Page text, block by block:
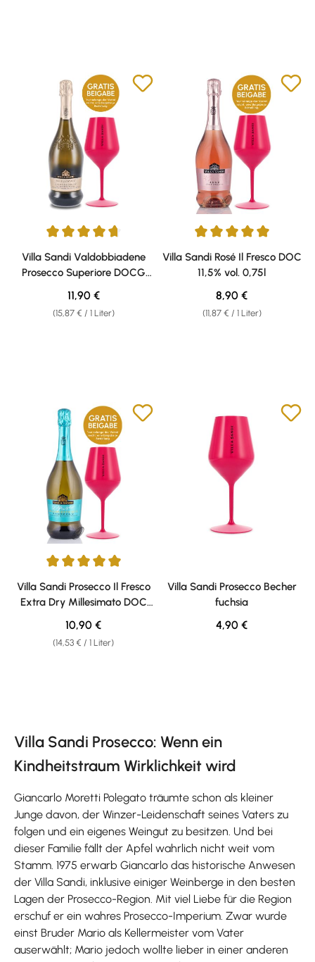
Durchschnittliche Bewertung von 4.79 von 5 Sternen
Villa Sandi Valdobbiadene
Prosecco Superiore DOCG
Spumante Brut Millesimato
11% vol. 0,75l
(15,87 € / 1 Liter)
Regulärer Preis:
11,90 €
Durchschnittliche Bewertung
Villa Sandi Rosé Il Fresco DOC
11,5% vol. 0,75l
(11,87 € / 1 Liter)
Regulärer Preis:
8,90 €
Durchschnittliche Bewertung von 5 von 5 Sternen
Villa Sandi Prosecco Il Fresco
Extra Dry Millesimato DOC
11% vol. 0,75l
(14,53 € / 1 Liter)
Regulärer Preis:
10,90 €
Villa Sandi Prosecco Becher
fuchsia
Regulärer Preis:
4,90 €
Villa Sandi Prosecco: Wenn ein
Kindheitstraum Wirklichkeit wird
Giancarlo Moretti Polegato träumte schon als kleiner
Junge davon, der Winzer-Leidenschaft seines Vaters zu
folgen und ein eigenes Weingut zu besitzen. Und bei
dieser Familie fällt der Apfel wahrlich nicht weit vom
Stamm. 1975 erwarb Giancarlo das historische Anwesen
der Villa Sandi, inklusive einiger Weinberge in den besten
Lagen der Prosecco-Region. Mit viel Liebe für die Region
erschuf er ein wahres Prosecco-Imperium. Zwar wurde
einst Bruder Mario als Kellermeister vom Vater
auserwählt; Mario jedoch wollte lieber in einer anderen